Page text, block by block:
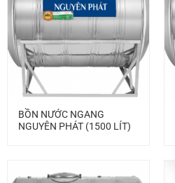
BỒN NƯỚC NGANG
NGUYÊN PHÁT (1500 LÍT)